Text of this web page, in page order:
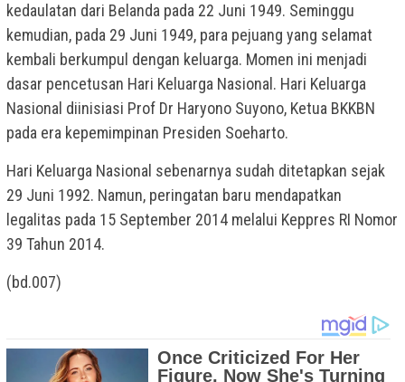
kedaulatan dari Belanda pada 22 Juni 1949. Seminggu
kemudian, pada 29 Juni 1949, para pejuang yang selamat
kembali berkumpul dengan keluarga. Momen ini menjadi
dasar pencetusan Hari Keluarga Nasional. Hari Keluarga
Nasional diinisiasi Prof Dr Haryono Suyono, Ketua BKKBN
pada era kepemimpinan Presiden Soeharto.
Hari Keluarga Nasional sebenarnya sudah ditetapkan sejak
29 Juni 1992. Namun, peringatan baru mendapatkan
legalitas pada 15 September 2014 melalui Keppres RI Nomor
39 Tahun 2014.
(bd.007)